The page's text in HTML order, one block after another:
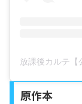
原作本